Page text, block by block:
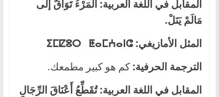
المقابل في اللغة العربية: المَرْءُ تَوَاقٌ إلى
مَالَمْ يَنَلْ.
المثل الأمازيغي:ⵉⵎⵇⵓⵔ ⵟⴰⵎⵄⴰⵏⵛ
الترجمة الحرفية: كم هو كبير مطمعك.
المقابل في اللغة العربية:تُقَطِّعُ أَعْنَاقَ الرِّجَالِ